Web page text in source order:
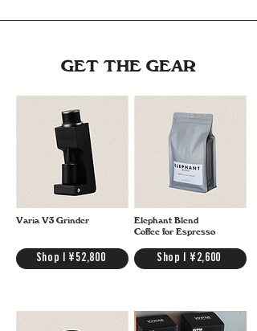
GET THE GEAR
Varia V3 Grinder
Elephant Blend
Coffee for Espresso
Shop | ¥52,800 Shop | ¥2,600